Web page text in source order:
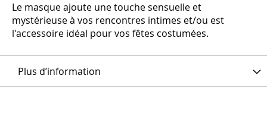
Le masque ajoute une touche sensuelle et
mystérieuse à vos rencontres intimes et/ou est
l'accessoire idéal pour vos fêtes costumées.
Plus d’information